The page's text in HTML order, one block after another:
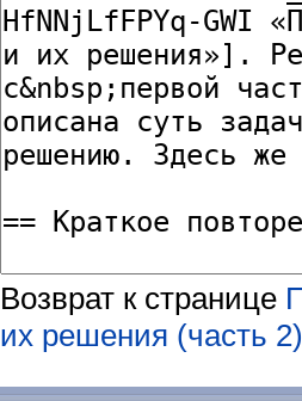
Возврат к странице
их решения (часть 2)